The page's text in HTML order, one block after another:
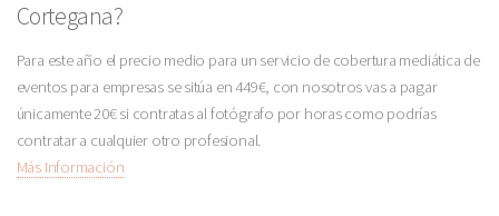
Cortegana?
Para este año el precio medio para un servicio de cobertura mediática de
eventos para empresas se sitúa en 449€, con nosotros vas a pagar
únicamente 20€ si contratas al fotógrafo por horas como podrías
contratar a cualquier otro profesional.
Más Información